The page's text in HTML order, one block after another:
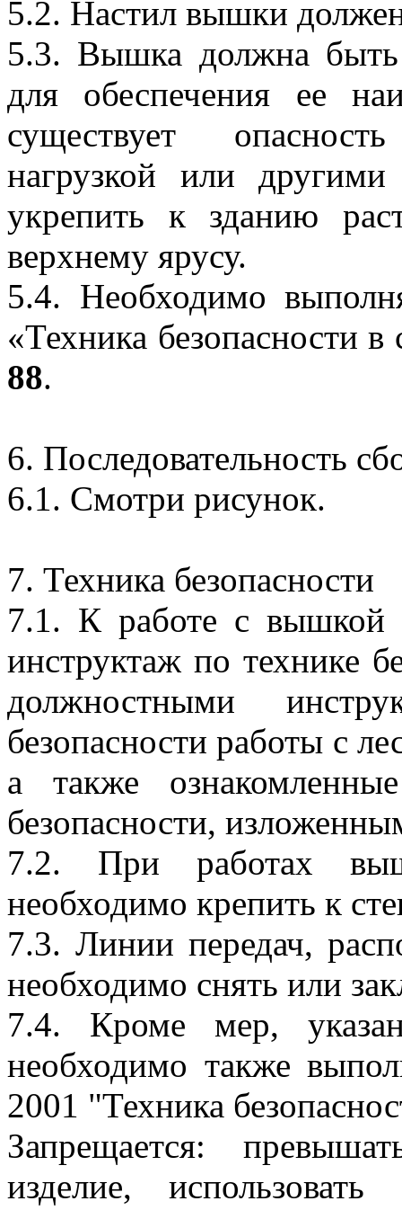
5.2. Настил вышки
5.3. Вышка должна быть
для обеспечения ее
существует
нагрузкой или
укрепить к зданию
верхнему ярусу.
5.4. Необходимо
«Техника безопасности в
88.
6. Последовательность
6.1. Смотри рисунок.
7. Техника безопасности
7.1. К работе с вышкой
инструктаж по технике
должностными
безопасности работы с
а также
безопасности,
7.2. При работах
необходимо крепить к
7.3. Линии передач,
необходимо снять или
7.4. Кроме мер,
необходимо также
2001 "Техника
Запрещается:
изделие,